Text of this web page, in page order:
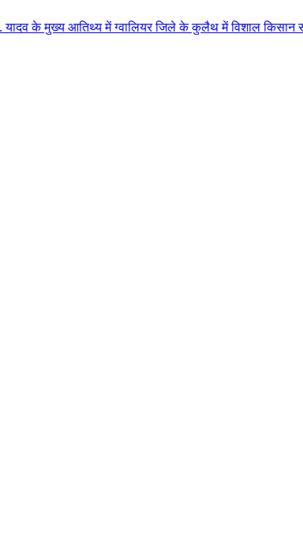
ग्वालियर जिले के कुलैथ में विशाल किसान सम्मेलन